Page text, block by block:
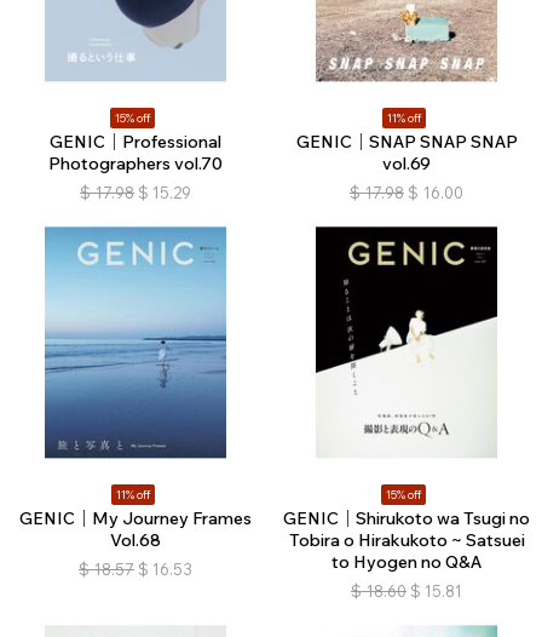
15% off
GENIC｜Professional
Photographers vol.70
$ 17.98 $ 15.29
11% off
GENIC｜SNAP SNAP SNAP
vol.69
$ 17.98 $ 16.00
11% off
GENIC｜My Journey Frames
Vol.68
$ 18.57 $ 16.53
15% off
GENIC｜Shirukoto wa Tsugi no
Tobira o Hirakukoto ~ Satsuei
to Hyogen no Q&A
$ 18.60 $ 15.81